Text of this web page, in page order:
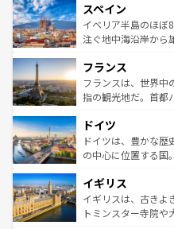
ろん、トスカーナの
景など、自然景観も
ピザやパスタなど、
ませてくれるイタリ
なお、新着のイタリ
しい。
スペイン
イベリア半島のほぼ
注ぐ地中海沿岸から
文化が根付くこの国
れる闘牛、そして美
る。首都マドリード
の城塞都市、穏やか
せる。地方によっ
フランス
フランスは、世界中
指の観光地だ。首都
で、幅広い魅力が詰
聖堂、美しいビーチ
から魅了する。また
いる。シャンパンの
香り高いラベンダー
らに、パリ以外の地
ドイツ
ドイツは、豊かな
の中心に位置する国
顔を持つこの国は、
ルリンの文化的活気
してライン川沿いの
イギリス
イギリスは、古きよ
トミンスター寺院や